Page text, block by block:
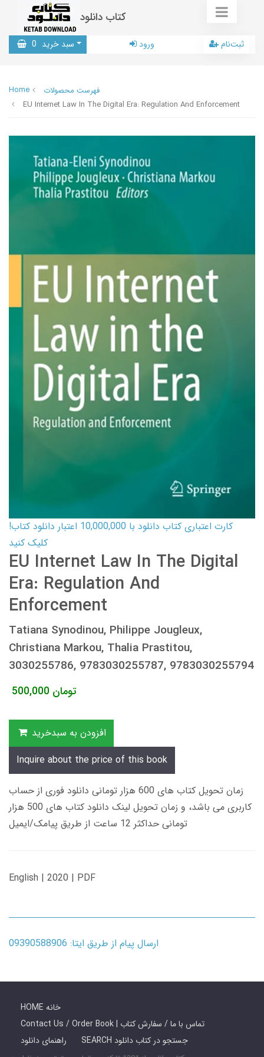
کتاب دانلود
سبد خرید 0 ورود ثبت‌نام
Home
فهرست محصولات
EU Internet Law In The Digital Era: Regulation And Enforcement
کارت اعتباری کتاب دانلود با 10,000,000 اعتبار دانلود کتاب!
کلیک کنید
EU Internet Law In The Digital
Era: Regulation And
Enforcement
Tatiana Synodinou, Philippe Jougleux,
Christiana Markou, Thalia Prastitou,
3030255786, 9783030255787, 9783030255794
500,000 تومان
افزودن به سبدخرید
Inquire about the price of this book
زمان تحویل کتاب های 600 هزار تومانی دانلود فوری از حساب
کاربری می باشد، و زمان تحویل لینک دانلود کتاب های 500 هزار
تومانی حداکثر 12 ساعت از طریق پیامک/ایمیل
English | 2020 | PDF
ارسال پیام از طریق ایتا: 09390588906
HOME خانه
Contact Us / Order Book | تماس با ما / سفارش کتاب
راهنمای دانلود
SEARCH جستجو در کتاب دانلود